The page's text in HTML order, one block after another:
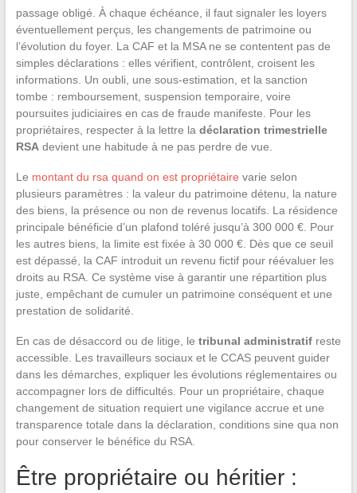
passage obligé. À chaque échéance, il faut signaler les loyers
éventuellement perçus, les changements de patrimoine ou
l’évolution du foyer. La CAF et la MSA ne se contentent pas de
simples déclarations : elles vérifient, contrôlent, croisent les
informations. Un oubli, une sous-estimation, et la sanction
tombe : remboursement, suspension temporaire, voire
poursuites judiciaires en cas de fraude manifeste. Pour les
propriétaires, respecter à la lettre la déclaration trimestrielle
RSAdevient une habitude à ne pas perdre de vue.
Le montant du rsa quand on est propriétaire varie selon
plusieurs paramètres : la valeur du patrimoine détenu, la nature
des biens, la présence ou non de revenus locatifs. La résidence
principale bénéficie d’un plafond toléré jusqu’à 300 000 €. Pour
les autres biens, la limite est fixée à 30 000 €. Dès que ce seuil
est dépassé, la CAF introduit un revenu fictif pour réévaluer les
droits au RSA. Ce système vise à garantir une répartition plus
juste, empêchant de cumuler un patrimoine conséquent et une
prestation de solidarité.
En cas de désaccord ou de litige, le tribunal administratifreste
accessible. Les travailleurs sociaux et le CCAS peuvent guider
dans les démarches, expliquer les évolutions réglementaires ou
accompagner lors de difficultés. Pour un propriétaire, chaque
changement de situation requiert une vigilance accrue et une
transparence totale dans la déclaration, conditions sine qua non
pour conserver le bénéfice du RSA.
Être propriétaire ou héritier :